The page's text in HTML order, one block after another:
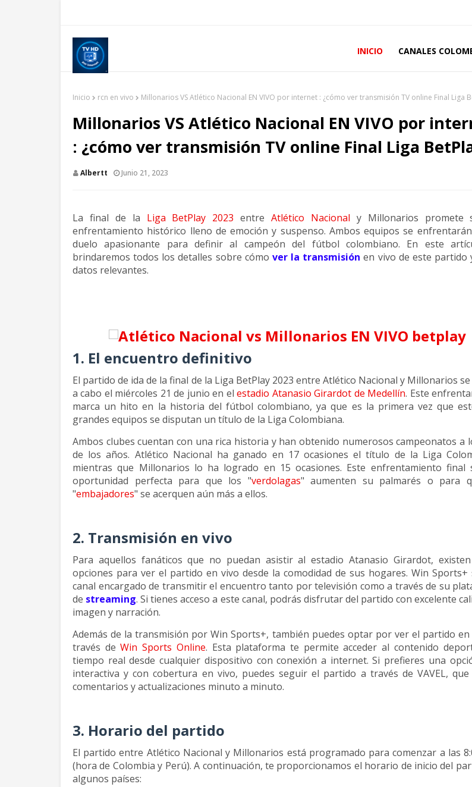
INICIO CANALES
Inicio rcn en vivo Millonarios VS Atlético Nacional EN VIVO por internet : ¿cómo ver transmisión TV online Final Liga
Millonarios VS Atlético Nacional EN VIVO por
: ¿cómo ver transmisión TV online Final Liga
Albertt Junio 21, 2023
La final de la Liga BetPlay 2023 entreAtlético Nacional y Millonarios promete
enfrentamiento histórico lleno de emoción y suspenso. Ambos equipos se
duelo apasionante para definir al campeón del fútbol colombiano. En este
brindaremos todos los detalles sobre cómo ver la transmisión en vivo de este partido
datos relevantes.
1. El encuentro definitivo
El partido de ida de la final de la Liga BetPlay 2023 entre Atlético Nacional y Millonarios
a cabo el miércoles 21 de junio en elestadio Atanasio Girardot de Medellín. Este
marca un hito en la historia del fútbol colombiano, ya que es la primera vez que
grandes equipos se disputan un título de la Liga Colombiana.
Ambos clubes cuentan con una rica historia y han obtenido numerosos campeonatos a
de los años. Atlético Nacional ha ganado en 17 ocasiones el título de la Liga
mientras que Millonarios lo ha logrado en 15 ocasiones. Este enfrentamiento final
oportunidad perfecta para que los "verdolagas" aumenten su palmarés o para
"embajadores" se acerquen aún más a ellos.
2. Transmisión en vivo
Para aquellos fanáticos que no puedan asistir al estadio Atanasio Girardot,
opciones para ver el partido en vivo desde la comodidad de sus hogares. Win Sports+
canal encargado de transmitir el encuentro tanto por televisión como a través de su
de streaming. Si tienes acceso a este canal, podrás disfrutar del partido con excelente
imagen y narración.
Además de la transmisión por Win Sports+, también puedes optar por ver el partido en
través deWin Sports Online. Esta plataforma te permite acceder al contenido
tiempo real desde cualquier dispositivo con conexión a internet. Si prefieres una
interactiva y con cobertura en vivo, puedes seguir el partido a través de VAVEL,
comentarios y actualizaciones minuto a minuto.
3. Horario del partido
El partido entre Atlético Nacional y Millonarios está programado para comenzar a las
(hora de Colombia y Perú). A continuación, te proporcionamos el horario de inicio del
algunos países: